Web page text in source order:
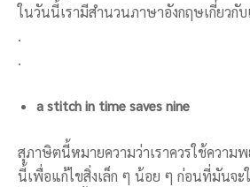
ในวันนี้เรามีสำนวนภาษาอังกฤษเกี่ยวกั
.
.
a stitch in time saves nine
สุภาษิตนี้หมายความว่าเราควรใช้ความ
นี้เพื่อแก้ไขสิ่งเล็ก ๆ น้อย ๆ ก่อนที่มันจ